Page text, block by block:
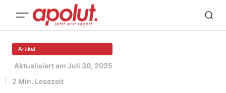
Artikel
Aktualisiert am Juli 30, 2025
2 Min. Lesezeit